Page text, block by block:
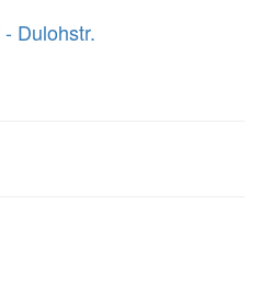
Dulohstr.